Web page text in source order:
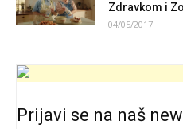
Zdravkom i
04/05/2017
Prijavi se na naš